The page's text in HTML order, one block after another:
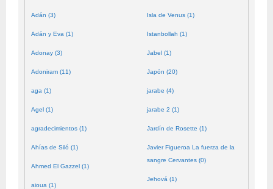
Adán (3)
Adán y Eva (1)
Adonay (3)
Adoniram (11)
aga (1)
Agel (1)
agradecimientos (1)
Ahías de Siló (1)
Ahmed El Gazzel (1)
aioua (1)
Isla de Venus (1)
Istanbollah (1)
Jabel (1)
Japón (20)
jarabe (4)
jarabe 2 (1)
Jardín de Rosette (1)
Javier Figueroa La fuerza de la
sangre Cervantes (0)
Jehová (1)